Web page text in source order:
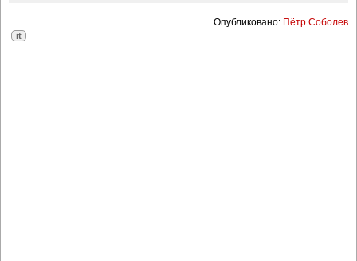
Опубликовано: Пётр Соболев
it